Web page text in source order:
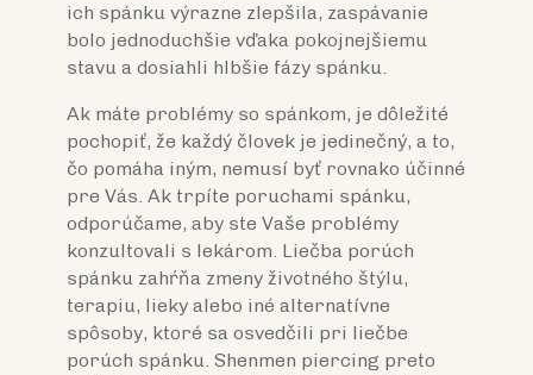
ich spánku výrazne zlepšila, zaspávanie
bolo jednoduchšie vďaka pokojnejšiemu
stavu a dosiahli hlbšie fázy spánku.
Ak máte problémy so spánkom, je dôležité
pochopiť, že každý človek je jedinečný, a to,
čo pomáha iným, nemusí byť rovnako účinné
pre Vás. Ak trpíte poruchami spánku,
odporúčame, aby ste Vaše problémy
konzultovali s lekárom. Liečba porúch
spánku zahŕňa zmeny životného štýlu,
terapiu, lieky alebo iné alternatívne
spôsoby, ktoré sa osvedčili pri liečbe
porúch spánku. Shenmen piercing preto